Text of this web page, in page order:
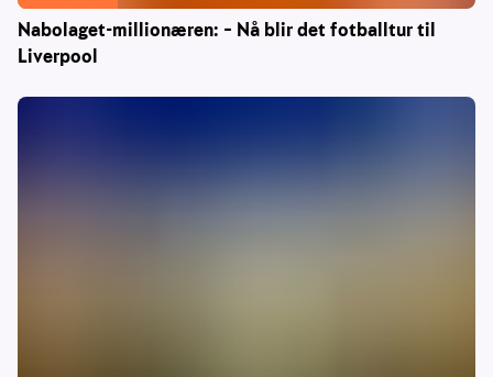
Nabolaget-millionæren: – Nå blir det fotballtur til
Liverpool